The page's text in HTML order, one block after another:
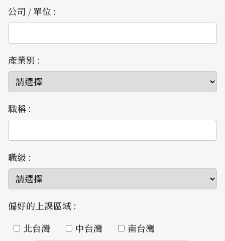
公司 / 單位 :
產業別 :
職稱 :
職級 :
偏好的上課區域 :
北台灣
中台灣 南台灣